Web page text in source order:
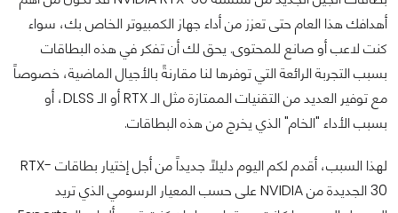
أهدافك هذا العام حتى تعزز من أداء جهاز الكمبيوتر الخاص بك، سواء
كنت لاعب أو صانع للمحتوى. يحق لك أن تفكر في هذه البطاقات
بسبب التجربة الرائعة التي توفرها لنا مقارنةً بالأجيال الماضية، خصوصاً
مع توفير العديد من التقنيات الممتازة مثل الـ RTX أو الـ DLSS، أو
بسبب الأداء "الخام" الذي يخرج من هذه البطاقات.
لهذا السبب، أقدم لكم اليوم دليلاً جديداً من أجل إختيار بطاقات RTX-
30 الجديدة من NVIDIA على حسب المعيار الرسومي الذي تريد